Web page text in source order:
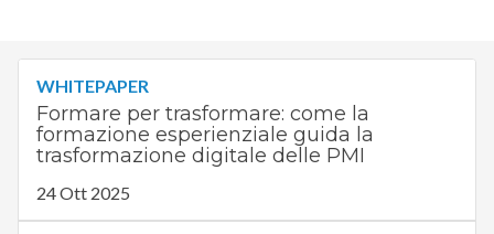
WHITEPAPER
Formare per trasformare: come la
formazione esperienziale guida la
trasformazione digitale delle PMI
24 Ott 2025